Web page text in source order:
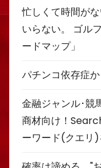
忙しくて時間が
いらない。 ゴル
ードマップ」
パチンコ依存症
金融ジャンル･競
商材向け！
ーワード(クエリ)